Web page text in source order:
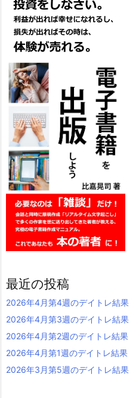
最近の投稿
2026年4月第4週のデイトレ結果
2026年4月第3週のデイトレ結果
2026年4月第2週のデイトレ結果
2026年4月第1週のデイトレ結果
2026年3月第5週のデイトレ結果